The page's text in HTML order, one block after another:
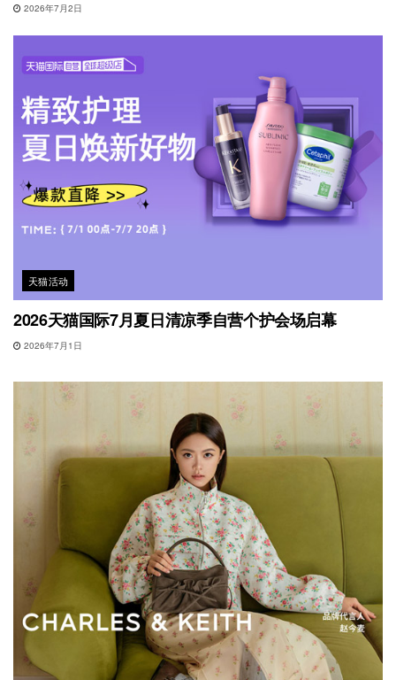
2026年7月2日
天猫活动
2026天猫国际7月夏日清凉季自营个护会场启幕
2026年7月1日